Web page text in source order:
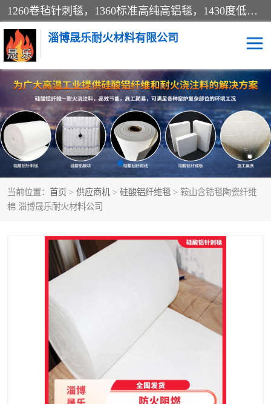
1260卷毡针刺毯，1360标准高纯高铝毯，1430度低锆锆铝含锆毯，普通挡渣棉卷毡，防火纸、挡火板、隔热垫片模块、棉块、折叠块、散棉高温固化剂价格规格密度多少钱图片视频立方平米参数指标
淄博晟乐耐火材料有限公司
当前位置： 首页 > 供应商机 > 硅酸铝纤维毯 > 鞍山含锆毯陶瓷纤维
棉 淄博晟乐耐火材料公司
硅酸铝挡渣棉 硅酸铝纤维纸
硅酸铝挡火板 高铝毯
含锆毯 硅酸铝折叠块
硅酸铝散棉 硅酸铝纤维毯
硅酸铝纤维毡 硅酸铝模块
硅酸铝保温棉 硅酸铝板